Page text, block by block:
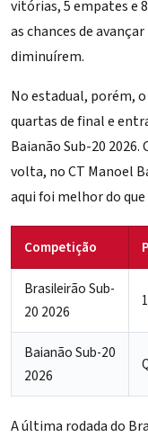
vitórias, 5 empates e
as chances de
diminuírem.
No estadual, porém,
quartas de final e
Baianão Sub-20
volta, no CT Manoel
aqui foi melhor do que
Competição
Brasileirão Sub-
20 2026
Baianão Sub-20
2026
A última rodada do